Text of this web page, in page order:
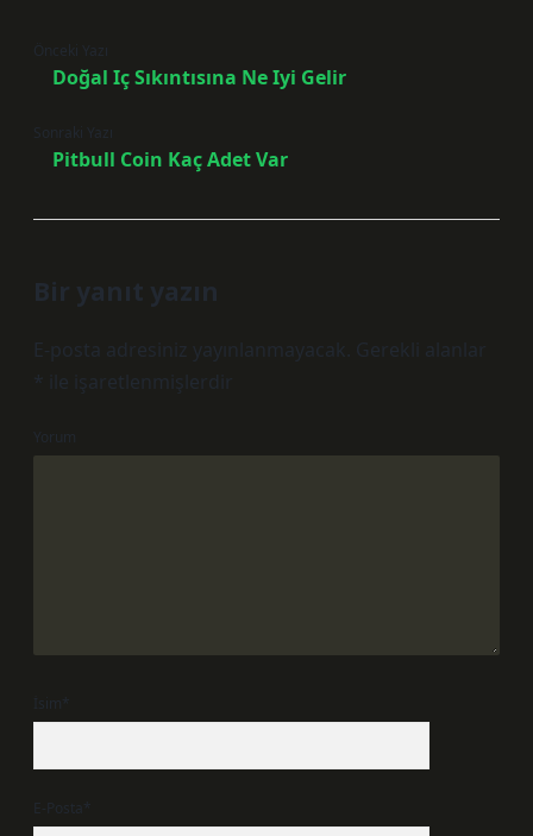
Önceki Yazı
Doğal Iç Sıkıntısına Ne Iyi Gelir
Sonraki Yazı
Pitbull Coin Kaç Adet Var
Bir yanıt yazın
E-posta adresiniz yayınlanmayacak. Gerekli alanlar
*
ile işaretlenmişlerdir
Yorum
İsim*
E-Posta*